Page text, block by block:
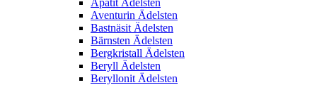
Aventurin Ädelsten
Bastnäsit Ädelsten
Bärnsten Ädelsten
Bergkristall Ädelsten
Beryll Ädelsten
Beryllonit Ädelsten